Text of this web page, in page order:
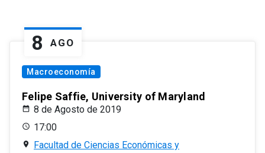
8 AGO
Macroeconomía
Felipe Saffie, University of Maryland
8 de Agosto de 2019
17:00
Facultad de Ciencias Económicas y